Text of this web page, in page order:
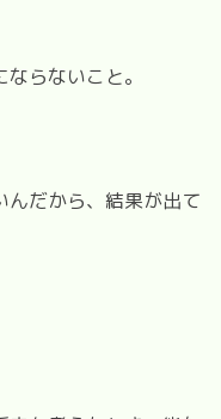
らないこと。
んだから、結果が出て